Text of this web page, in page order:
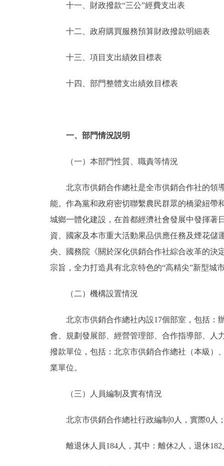
十一、財政撥款“三公”經費支出表
十二、政府購買服務預算財政撥款明細表
十三、項目支出績效目標表
十四、部門整體支出績效目標表
一、部門情況説明
（一）本部門性質、職責等情況
北京市供銷合作總社是全市供銷合作社的領導
能。作為黨和政府密切聯繫農民群眾的橋梁紐帶
城鄉一體化建設，在首都經濟社會發展中發揮著
資、國家及本市重大活動果品供應任務及煙花儲
央、國務院《關於深化供銷合作社綜合改革的決
宗旨，全力打造具有北京特色的“高精尖”新型城
（二）機構設置情況
北京市供銷合作總社內設17個部室，包括：
會、規劃發展部、經營管理部、合作指導部、人
撥款單位，包括：北京市供銷合作總社（本級）
業單位。
（三）人員編制及實有情況
北京市供銷合作總社行政編制0人，實際0人；
離退休人員184人，其中：離休2人，退休182